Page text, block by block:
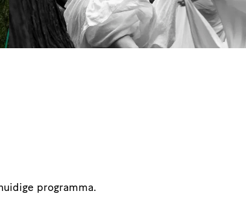
programma.